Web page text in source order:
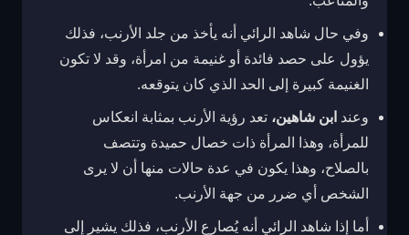
وفي حال شاهد الرائي أنه يأخذ من جلد الأرنب، فذلك
يؤول على حصد فائدة أو غنيمة من امرأة، وقد لا تكون
الغنيمة كبيرة إلى الحد الذي كان يتوقعه.
وعند ابن شاهين، تعد رؤية الأرنب بمثابة انعكاس
للمرأة، وهذا المرأة ذات خصال حميدة وتتصف
بالصلاح، وهذا يكون في عدة حالات منها أن لا يرى
الشخص أي ضرر من جهة الأرنب.
أما إذا شاهد الرائي أنه يُصارع الأرنب، فذلك يشير إلى